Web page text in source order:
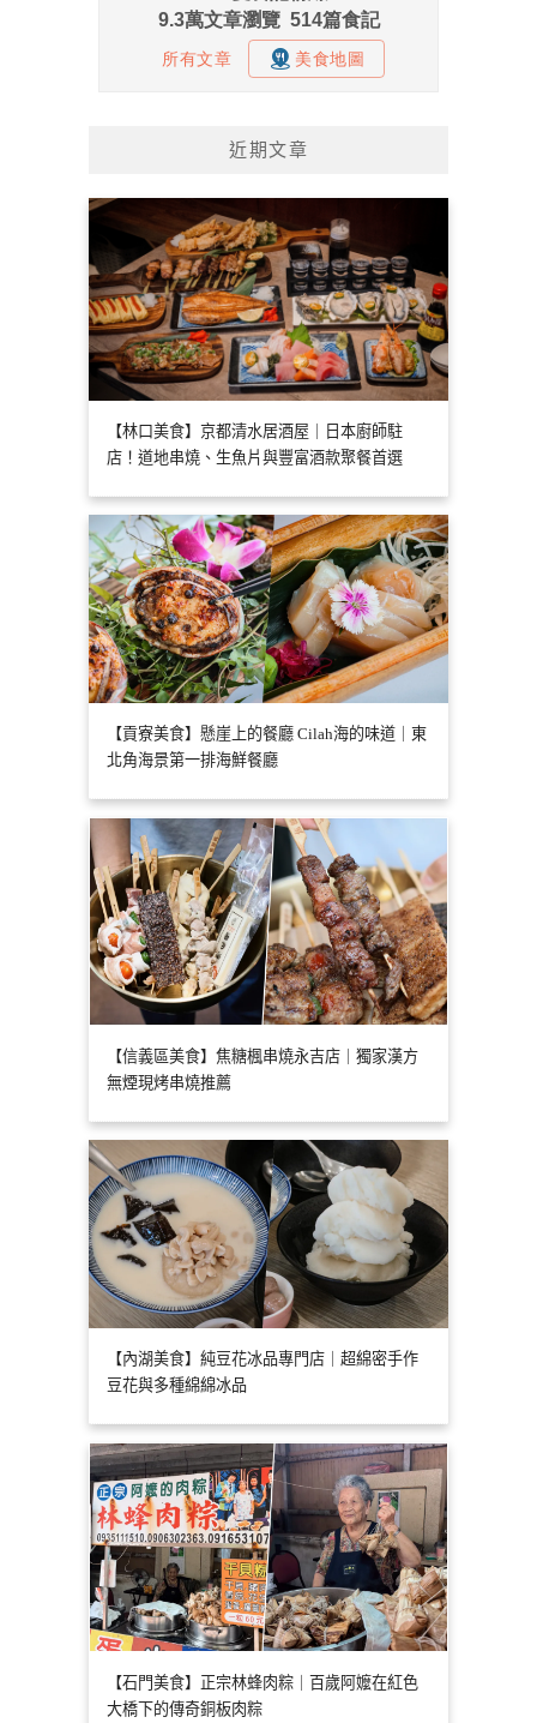
近期文章
【林口美食】京都清水居酒屋｜日本廚師駐
店！道地串燒、生魚片與豐富酒款聚餐首選
【貢寮美食】懸崖上的餐廳 Cilah海的味道｜東
北角海景第一排海鮮餐廳
【信義區美食】焦糖楓串燒永吉店｜獨家漢方
無煙現烤串燒推薦
【內湖美食】純豆花冰品專門店｜超綿密手作
豆花與多種綿綿冰品
【石門美食】正宗林蜂肉粽｜百歲阿嬤在紅色
大橋下的傳奇銅板肉粽